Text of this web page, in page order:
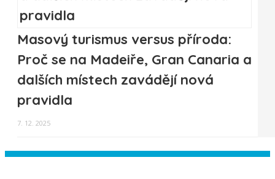
Masový turismus versus příroda:
Proč se na Madeiře, Gran Canaria a
dalších místech zavádějí nová
pravidla
7. 12. 2025